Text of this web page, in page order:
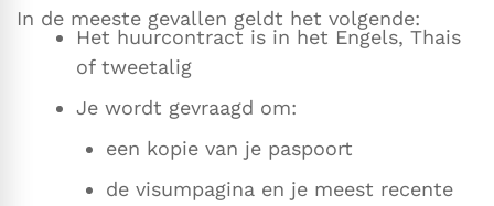
In de meeste gevallen geldt het volgende:
Het huurcontract is in het Engels, Thais
of tweetalig
Je wordt gevraagd om:
een kopie van je paspoort
de visumpagina en je meest recente